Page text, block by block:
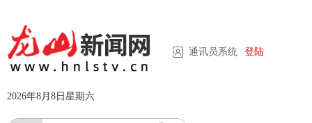
通讯员系统 登陆
2026年8月8日星期六